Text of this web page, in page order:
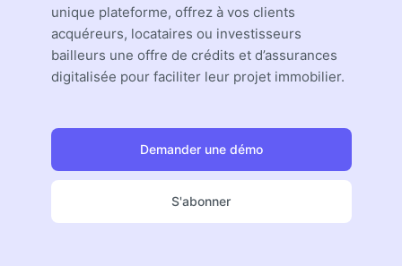
unique plateforme, offrez à vos clients
acquéreurs, locataires ou investisseurs
bailleurs une offre de crédits et d’assurances
digitalisée pour faciliter leur projet immobilier.
Demander une démo
S'abonner